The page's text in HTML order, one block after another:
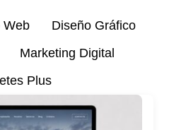
Web
Diseño Gráfico
Marketing Digital
Plus